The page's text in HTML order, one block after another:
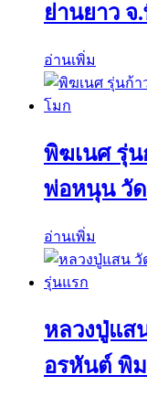
ย่านยาว
อ่านเพิ่ม
พิฆเนศ รุ่น
พ่อหนุน วั
อ่านเพิ่ม
หลวงปู่แส
อรหันต์ พิ